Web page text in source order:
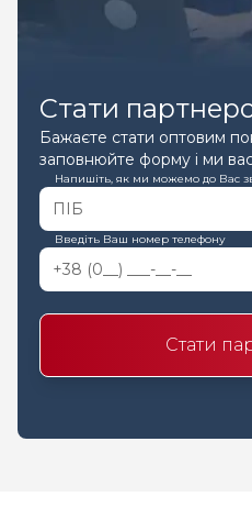
Стати
Бажаєте стати оптовим
заповнюйте форму і ми
Напишіть, як ми можемо до Вас
Введіть Ваш номер телефону
Стати